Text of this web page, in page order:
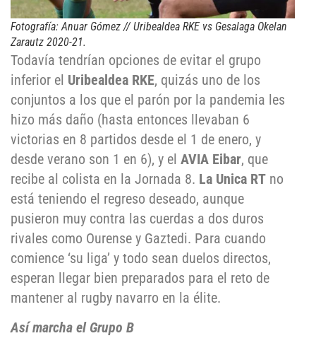
Fotografía: Anuar Gómez // Uribealdea RKE vs Gesalaga Okelan
Zarautz 2020-21.
Todavía tendrían opciones de evitar el grupo
inferior el Uribealdea RKE, quizás uno de los
conjuntos a los que el parón por la pandemia les
hizo más daño (hasta entonces llevaban 6
victorias en 8 partidos desde el 1 de enero, y
desde verano son 1 en 6), y el AVIA Eibar, que
recibe al colista en la Jornada 8. La Unica RT no
está teniendo el regreso deseado, aunque
pusieron muy contra las cuerdas a dos duros
rivales como Ourense y Gaztedi. Para cuando
comience ‘su liga’ y todo sean duelos directos,
esperan llegar bien preparados para el reto de
mantener al rugby navarro en la élite.
Así marcha el Grupo B